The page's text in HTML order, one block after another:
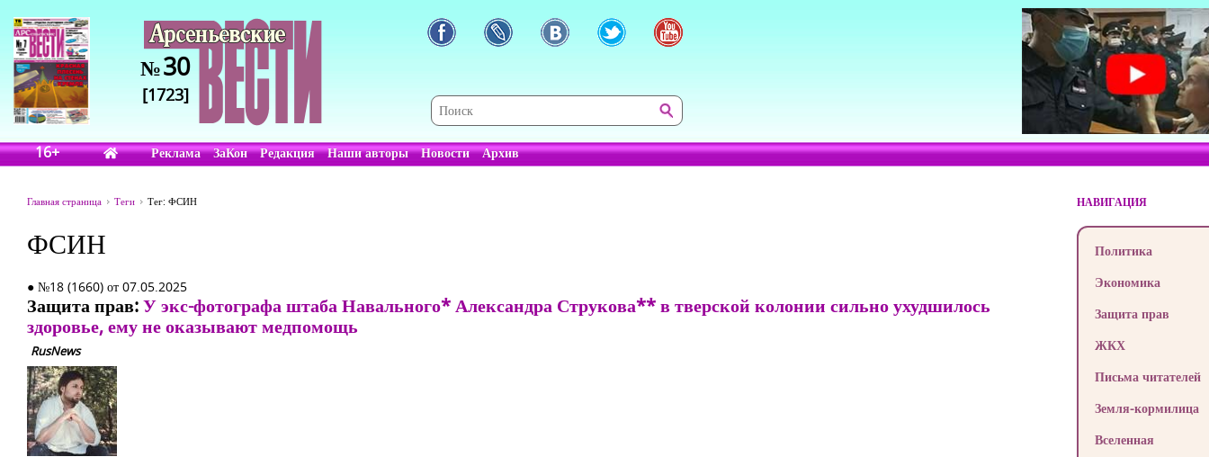
№30
[1723]
16+ Реклама ЗаКон Редакция Наши авторы Новости Архив
Главная страница Теги Тег: ФСИН
ФСИН
● №18 (1660) от 07.05.2025
Защита прав:У экс-фотографа штаба Навального* Александра Струкова** в тверской колонии сильно ухудшилось
здоровье, ему не оказывают медпомощь
RusNews
НАВИГАЦИЯ
Политика
Экономика
Защита прав
ЖКХ
Письма читателей
Земля-кормилица
Вселенная